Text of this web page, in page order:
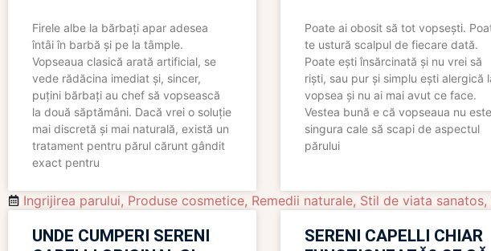
Firele albe la bărbați apar adesea
întâi în barbă și pe la tâmple.
Vopseaua clasică arată artificial, se
vede rădăcina imediat și, sincer,
puțini bărbați au chef să vopsească
la două săptămâni. Dacă vrei o soluție
mai discretă și mai naturală, există un
tratament pentru părul cărunt gândit
exact pentru
Poate ai obosit să tot vopsești.
te ustură scalpul de fiecare dată.
Poate ești însărcinată și nu vrei să
riști, sau pur și simplu ești alergică
vopsea și nu ai mai avut ce face.
Vestea bună e că vopseaua nu este
singura cale să scapi de aspectul
părului
Ingrijirea parului, Produse cosmetice, Remedii naturale, Stil de viata sanatos,
UNDE CUMPERI SERENI
SERENI CAPELLI CHIAR